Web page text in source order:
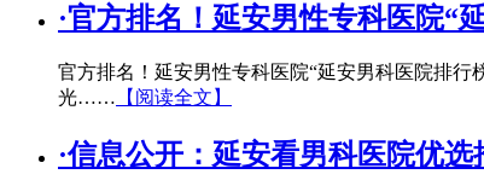
·官方排名！延安男性专科医院“
官方排名！延安男性专科医院“延安男科医院排
光…… 【阅读全文】
·信息公开：延安看男科医院优